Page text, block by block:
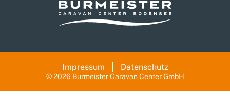
© 2026 Burmeister Caravan Center GmbH
Impressum Datenschutz